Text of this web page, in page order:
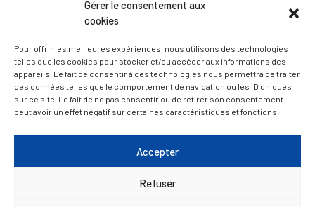
Gérer le consentement aux
cookies
Pour offrir les meilleures expériences, nous utilisons des technologies
telles que les cookies pour stocker et/ou accéder aux informations des
appareils. Le fait de consentir à ces technologies nous permettra de traiter
des données telles que le comportement de navigation ou les ID uniques
sur ce site. Le fait de ne pas consentir ou de retirer son consentement
peut avoir un effet négatif sur certaines caractéristiques et fonctions.
Accepter
Refuser
Vendredi : 9h00 à 12h00
ACCÈS RAPIDE
Travaux
Marchés publics
Urbanisme